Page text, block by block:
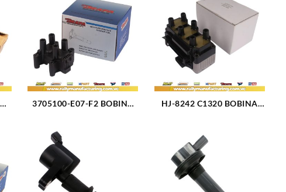
3705100-E07-F2 BOBINA
HJ-8242 C1320 BOBINA